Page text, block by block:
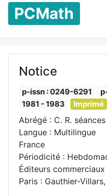
PCMath
Notice
p-issn : 0249-6291
1981 - 1983
Imprimé
Abrégé : C. R.
Langue : Multilingue
France
Périodicité :
Éditeurs commerciaux
Paris : Gauthier-